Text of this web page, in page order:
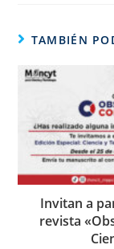
TAMBIÉN
Invitan a
revista